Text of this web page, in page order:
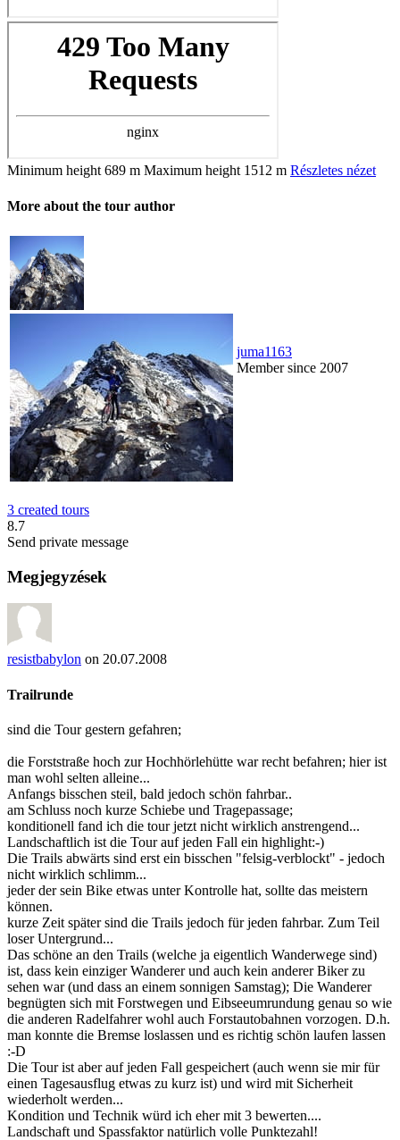
Minimum height 689 m Maximum height 1512 m Részletes nézet
More about the tour author
juma1163
Member since 2007
3 created tours
8.7
Send private message
Megjegyzések
resistbabylon on 20.07.2008
Trailrunde
sind die Tour gestern gefahren;
die Forststraße hoch zur Hochhörlehütte war recht befahren; hier ist
man wohl selten alleine...
Anfangs bisschen steil, bald jedoch schön fahrbar..
am Schluss noch kurze Schiebe und Tragepassage;
konditionell fand ich die tour jetzt nicht wirklich anstrengend...
Landschaftlich ist die Tour auf jeden Fall ein highlight:-)
Die Trails abwärts sind erst ein bisschen "felsig-verblockt" - jedoch
nicht wirklich schlimm...
jeder der sein Bike etwas unter Kontrolle hat, sollte das meistern
können.
kurze Zeit später sind die Trails jedoch für jeden fahrbar. Zum Teil
loser Untergrund...
Das schöne an den Trails (welche ja eigentlich Wanderwege sind)
ist, dass kein einziger Wanderer und auch kein anderer Biker zu
sehen war (und dass an einem sonnigen Samstag); Die Wanderer
begnügten sich mit Forstwegen und Eibseeumrundung genau so wie
die anderen Radelfahrer wohl auch Forstautobahnen vorzogen. D.h.
man konnte die Bremse loslassen und es richtig schön laufen lassen
:-D
Die Tour ist aber auf jeden Fall gespeichert (auch wenn sie mir für
einen Tagesausflug etwas zu kurz ist) und wird mit Sicherheit
wiederholt werden...
Kondition und Technik würd ich eher mit 3 bewerten....
Landschaft und Spassfaktor natürlich volle Punktezahl!